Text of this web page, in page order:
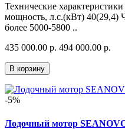
Технические
мощность, л.с.(кВт) 40(29,4)
более 5000-5800 ..
435 000.00 р. 494 000.00 р.
В корзину
-5%
Лодочный мотор